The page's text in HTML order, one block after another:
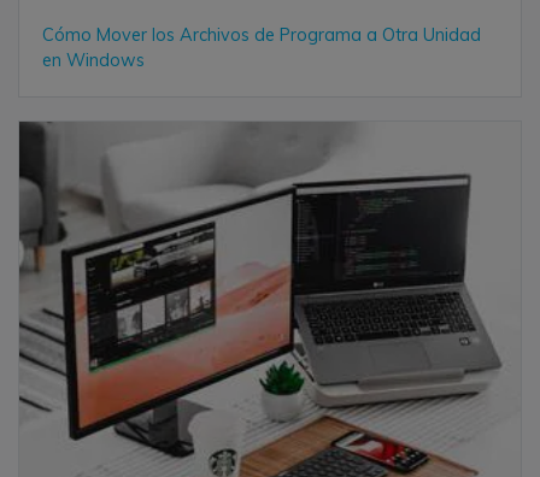
Cómo Mover los Archivos de Programa a Otra Unidad
en Windows